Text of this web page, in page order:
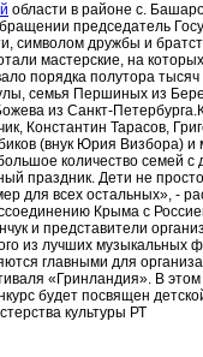
области в районе с.
председатель
символом дружбы и
мастерские, на
порядка полутора
семья Першиных из
из Санкт-
Константин Тарасов,
(внук Юрия Визбора) и
количество семей
праздник. Дети не
для всех остальных», -
Крыма с
и представители
из лучших
главными для
«Гринландия». В
будет посвящен
культуры РТ